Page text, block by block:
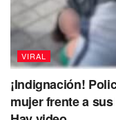
VIRAL
¡Indignación!
mujer frente a